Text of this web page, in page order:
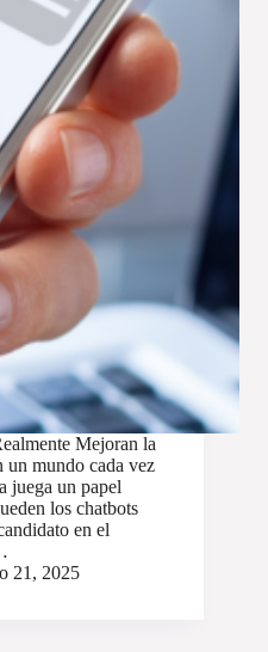
Mejoran la
un mundo cada vez
juega un papel
los chatbots
en el
21, 2025